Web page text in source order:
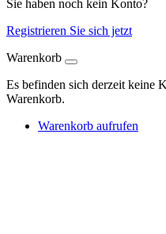
Sie haben noch kein Konto?
Registrieren Sie sich jetzt
Warenkorb
Es befinden sich derzeit keine
Warenkorb.
Warenkorb aufrufen